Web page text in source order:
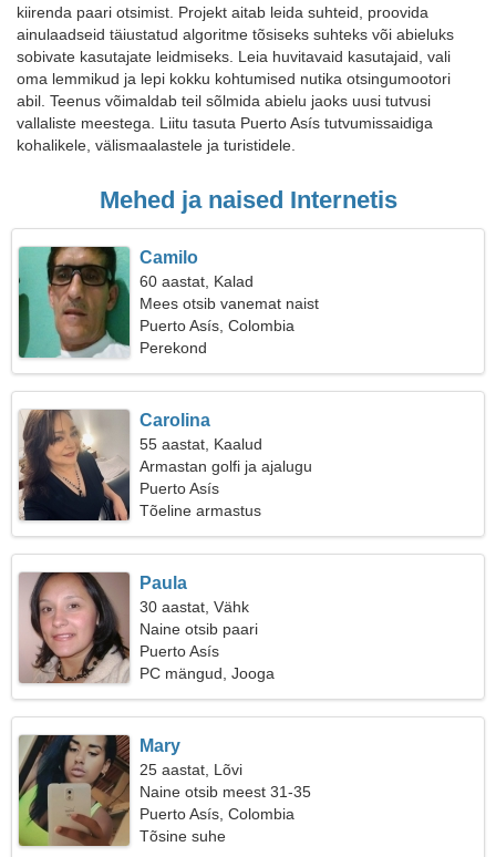
kiirenda paari otsimist. Projekt aitab leida suhteid, proovida
ainulaadseid täiustatud algoritme tõsiseks suhteks või abieluks
sobivate kasutajate leidmiseks. Leia huvitavaid kasutajaid, vali
oma lemmikud ja lepi kokku kohtumised nutika otsingumootori
abil. Teenus võimaldab teil sõlmida abielu jaoks uusi tutvusi
vallaliste meestega. Liitu tasuta Puerto Asís tutvumissaidiga
kohalikele, välismaalastele ja turistidele.
Mehed ja naised Internetis
Camilo
60 aastat, Kalad
Mees otsib vanemat naist
Puerto Asís, Colombia
Perekond
Carolina
55 aastat, Kaalud
Armastan golfi ja ajalugu
Puerto Asís
Tõeline armastus
Paula
30 aastat, Vähk
Naine otsib paari
Puerto Asís
PC mängud, Jooga
Mary
25 aastat, Lõvi
Naine otsib meest 31-35
Puerto Asís, Colombia
Tõsine suhe